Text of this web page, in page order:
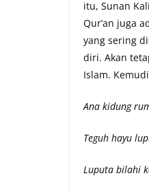
itu, Sunan
Qur’an juga
yang sering
diri. Akan
Islam.
Ana kidung
Teguh hayu
Luputa bilahi